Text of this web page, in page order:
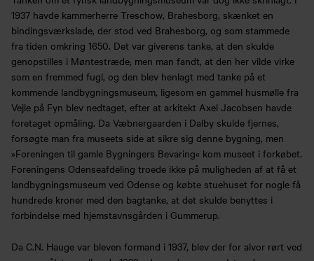
1937 havde kammerherre Treschow, Brahesborg, skænket en
bindingsværkslade, der stod ved Brahesborg, og som stammede
fra tiden omkring 1650. Det var giverens tanke, at den skulde
genopstilles i Møntestræde, men man fandt, at den her vilde virke
som en fremmed fugl, og den blev henlagt med tanke på et
kommende landbygningsmuseum, ligesom en gammel husmølle fra
Vejle på Fyn blev nedtaget, efter at arkitekt Axel Jacobsen havde
foretaget opmåling. Da Væbnergaarden i Dalby skulde fjernes,
forsøgte man fra museets side at sikre sig denne bygning, men
»Foreningen til gamle Bygningers Bevaring« kom museet i forkøbet.
Foreningens Odenseafdeling troede ikke på muligheden af at få et
landbygningsmuseum ved Odense og købte stuehuset for nogle få
hundrede kroner med den bagtanke, at det skulde benyttes i
forbindelse med hjemstavnsgården i Gummerup.
Da C.N. Hauge var bleven formand i 1937, blev der for alvor rørt ved